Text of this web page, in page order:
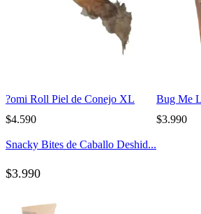
?omi Roll Piel de Conejo XL
$4.590
Bug Me
$3.990
Snacky Bites de Caballo Deshid...
$3.990